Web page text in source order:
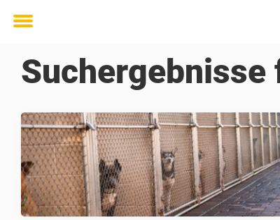
Toggle
Suchergebnisse